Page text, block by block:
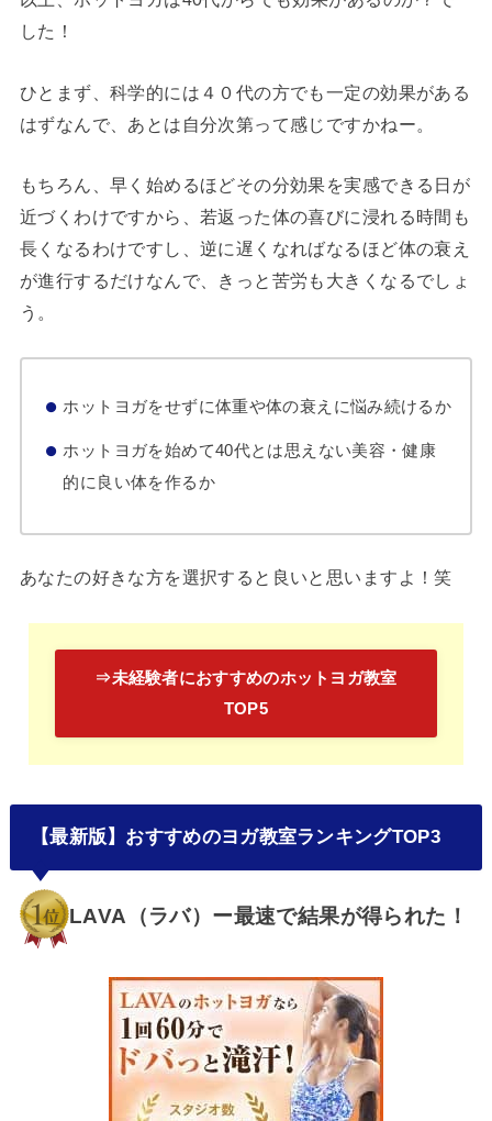
した！
ひとまず、科学的には４０代の方でも一定の効果がある
はずなんで、あとは自分次第って感じですかねー。
もちろん、早く始めるほどその分効果を実感できる日が
近づくわけですから、若返った体の喜びに浸れる時間も
長くなるわけですし、逆に遅くなればなるほど体の衰え
が進行するだけなんで、きっと苦労も大きくなるでしょ
う。
ホットヨガをせずに体重や体の衰えに悩み続けるか
ホットヨガを始めて40代とは思えない美容・健康
的に良い体を作るか
あなたの好きな方を選択すると良いと思いますよ！笑
⇒未経験者におすすめのホットヨガ教室
TOP5
【最新版】おすすめのヨガ教室ランキングTOP3
LAVA（ラバ）ー最速で結果が得られた！